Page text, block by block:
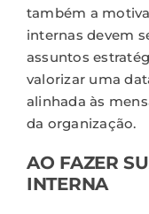
também a
internas devem
assuntos
valorizar uma
alinhada às
da organização.
AO FAZER
INTERNA